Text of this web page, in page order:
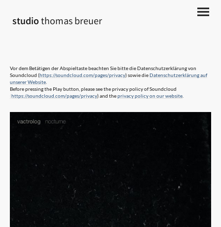
studiothomas breuer
Vor dem Betätigen der Abspieltaste beachten Sie bitte die Datenschutzerklärung von
Soundcloud (https://soundcloud.com/pages/privacy) sowie dieDatenschutzerklärung auf
unserer Website
Before pressing the Play button, please see the privacy policy of Soundcloud
(https://soundcloud.com/pages/privacy) and theprivacy policy on our website